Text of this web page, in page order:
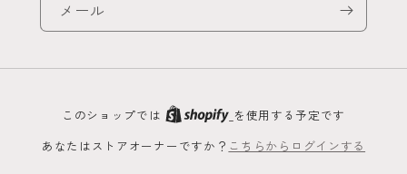
メール
このショップでは
を使用する予定です
あなたはストアオーナーですか？ こちらからログインする